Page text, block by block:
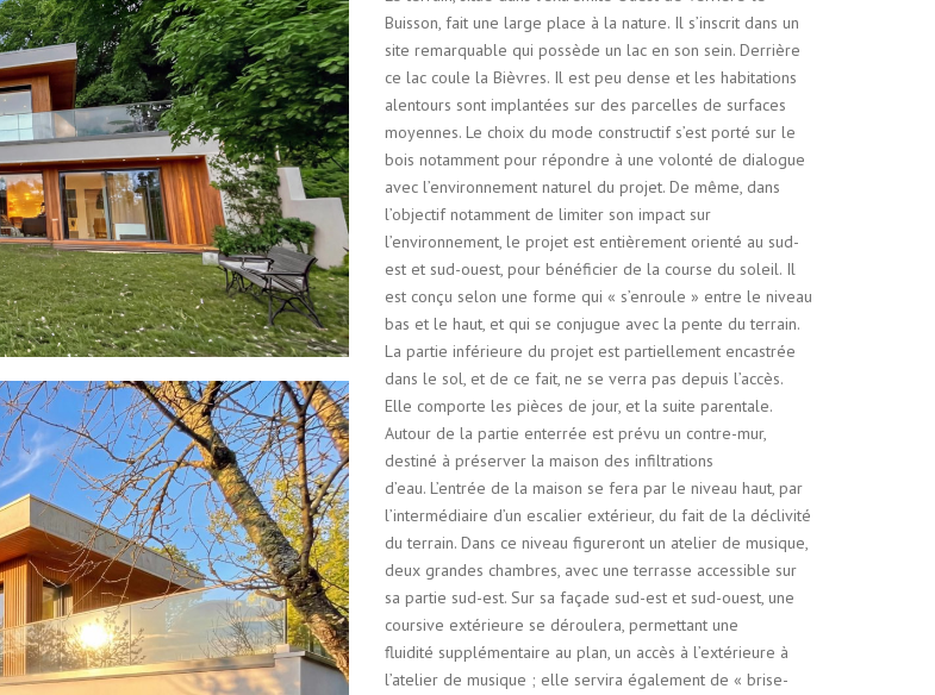
Buisson, fait une large place à la nature. Il s’inscrit dans un
site remarquable qui possède un lac en son sein. Derrière
ce lac coule la Bièvres. Il est peu dense et les habitations
alentours sont implantées sur des parcelles de surfaces
moyennes. Le choix du mode constructif s’est porté sur le
bois notamment pour répondre à une volonté de dialogue
avec l’environnement naturel du projet. De même, dans
l’objectif notamment de limiter son impact sur
l’environnement, le projet est entièrement orienté au sud-
est et sud-ouest, pour bénéficier de la course du soleil. Il
est conçu selon une forme qui « s’enroule » entre le niveau
bas et le haut, et qui se conjugue avec la pente du terrain.
La partie inférieure du projet est partiellement encastrée
dans le sol, et de ce fait, ne se verra pas depuis l’accès.
Elle comporte les pièces de jour, et la suite parentale.
Autour de la partie enterrée est prévu un contre-mur,
destiné à préserver la maison des infiltrations
d’eau. L’entrée de la maison se fera par le niveau haut, par
l’intermédiaire d’un escalier extérieur, du fait de la déclivité
du terrain. Dans ce niveau figureront un atelier de musique,
deux grandes chambres, avec une terrasse accessible sur
sa partie sud-est. Sur sa façade sud-est et sud-ouest, une
coursive extérieure se déroulera, permettant une
fluidité supplémentaire au plan, un accès à l’extérieure à
l’atelier de musique ; elle servira également de « brise-